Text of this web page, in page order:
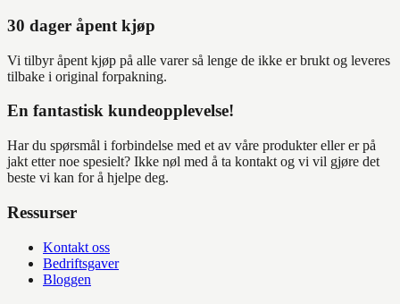
30 dager åpent kjøp
Vi tilbyr åpent kjøp på alle varer så lenge de ikke er brukt og leveres
tilbake i original forpakning.
En fantastisk kundeopplevelse!
Har du spørsmål i forbindelse med et av våre produkter eller er på
jakt etter noe spesielt? Ikke nøl med å ta kontakt og vi vil gjøre det
beste vi kan for å hjelpe deg.
Ressurser
Kontakt oss
Bedriftsgaver
Bloggen